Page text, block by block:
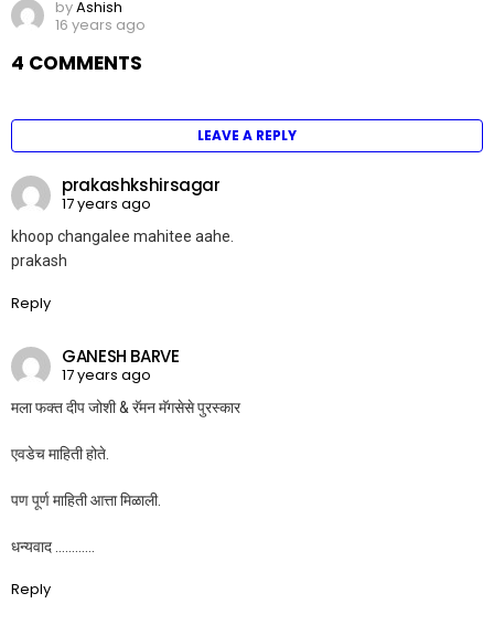
byAshish
16 years ago
4 COMMENTS
LEAVE A REPLY
prakashkshirsagar
17 years ago
khoop changalee mahitee aahe.
prakash
Reply
GANESH BARVE
17 years ago
मला फक्त दीप जोशी & रॅमन मॅगसेसे पुरस्कार
एवडेच माहिती होते.
पण पूर्ण माहिती आत्ता मिळाली.
धन्यवाद …………
Reply